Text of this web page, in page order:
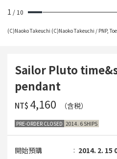
1 / 10
(C)Naoko Takeuchi (C)Naoko Takeuchi / PNP,
Sailor Pluto
pendant
NT$ ‌4,160 （含税）
PRE-ORDER CLOSED 2014. 6 SHIPS
開始預購
2014. 2. 15